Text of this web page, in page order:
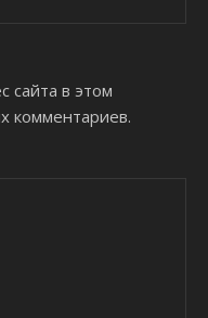
сайта в этом
комментариев.